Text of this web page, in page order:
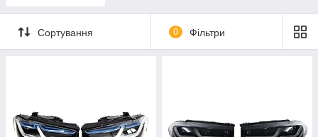
Сортування 0 Фільтри